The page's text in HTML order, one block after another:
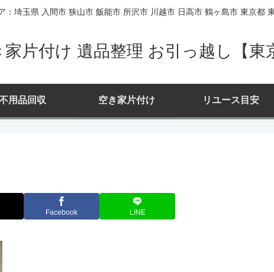
：埼玉県 入間市 狭山市 飯能市 所沢市 川越市 日高市 鶴ヶ島市 東京都
片付け 遺品整理 お引っ越し【東
用品回収 空き家片付け リユース目安
Facebook LINE